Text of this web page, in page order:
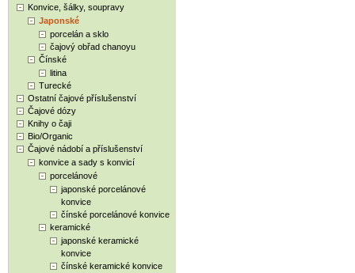
Konvice, šálky, soupravy
Japonské
porcelán a sklo
čajový obřad chanoyu
Čínské
litina
Turecké
Ostatní čajové příslušenství
Čajové dózy
Knihy o čaji
Bio/Organic
Čajové nádobí a příslušenství
konvice a sady s konvicí
porcelánové
japonské porcelánové
konvice
čínské porcelánové konvice
keramické
japonské keramické
konvice
čínské keramické konvice